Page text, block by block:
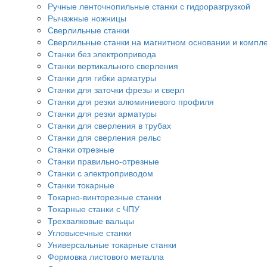
Ручные ленточнопильные станки с гидроразгрузкой
Рычажные ножницы
Сверлильные станки
Сверлильные станки на магнитном основании и
Станки без электропривода
Станки вертикального сверления
Станки для гибки арматуры
Станки для заточки фрезы и сверл
Станки для резки алюминиевого профиля
Станки для резки арматуры
Станки для сверления в трубах
Станки для сверления рельс
Станки отрезные
Станки правильно-отрезные
Станки с электроприводом
Станки токарные
Токарно-винторезные станки
Токарные станки с ЧПУ
Трехвалковые вальцы
Угловысечные станки
Универсальные токарные станки
Формовка листового металла